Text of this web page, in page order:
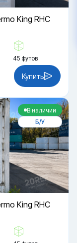
King RHC
45 футов
Купить
В наличии
Б/У
King RHC